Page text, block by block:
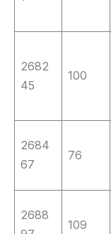
2682
45
100
2684
67
76
2688
109